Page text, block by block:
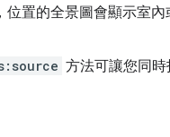
位置的全景圖會顯示室
方法可讓您同時